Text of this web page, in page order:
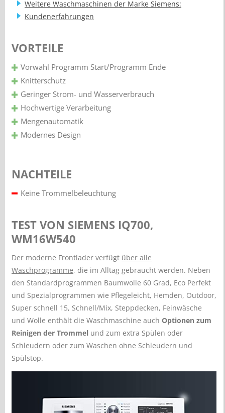
Weitere Waschmaschinen der Marke Siemens:
Kundenerfahrungen
VORTEILE
Vorwahl Programm Start/Programm Ende
Knitterschutz
Geringer Strom- und Wasserverbrauch
Hochwertige Verarbeitung
Mengenautomatik
Modernes Design
NACHTEILE
Keine Trommelbeleuchtung
TEST VON SIEMENS IQ700,
WM16W540
Der moderne Frontlader verfügt über alle
Waschprogramme, die im Alltag gebraucht werden. Neben
den Standardprogrammen Baumwolle 60 Grad, Eco Perfekt
und Spezialprogrammen wie Pflegeleicht, Hemden, Outdoor,
Super schnell 15, Schnell/Mix, Steppdecken, Feinwäsche
und Wolle enthält die Waschmaschine auch Optionen zum
Reinigen der Trommel und zum extra Spülen oder
Schleudern oder zum Waschen ohne Schleudern und
Spülstop.